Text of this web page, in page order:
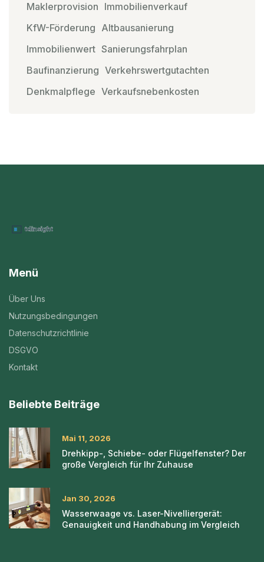
Maklerprovision Immobilienverkauf
KfW-Förderung Altbausanierung
Immobilienwert Sanierungsfahrplan
Baufinanzierung Verkehrswertgutachten
Denkmalpflege Verkaufsnebenkosten
Menü
Über Uns
Nutzungsbedingungen
Datenschutzrichtlinie
DSGVO
Kontakt
Beliebte Beiträge
Mai 11, 2026
Drehkipp-, Schiebe- oder Flügelfenster? Der
große Vergleich für Ihr Zuhause
Jan 30, 2026
Wasserwaage vs. Laser-Nivelliergerät:
Genauigkeit und Handhabung im Vergleich